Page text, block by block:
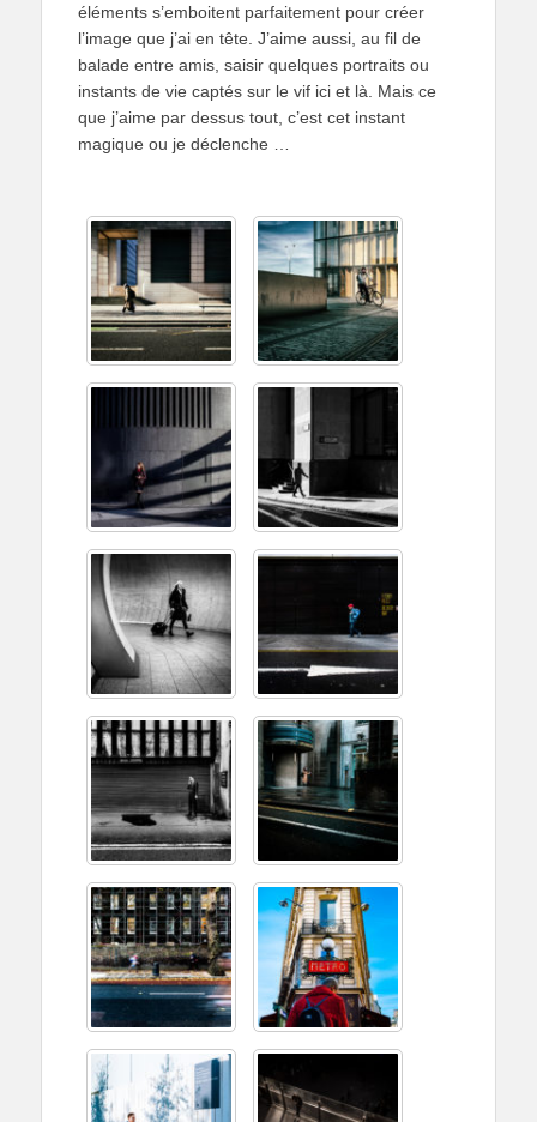
éléments s’emboitent parfaitement pour créer
l’image que j’ai en tête. J’aime aussi, au fil de
balade entre amis, saisir quelques portraits ou
instants de vie captés sur le vif ici et là. Mais ce
que j’aime par dessus tout, c’est cet instant
magique ou je déclenche …